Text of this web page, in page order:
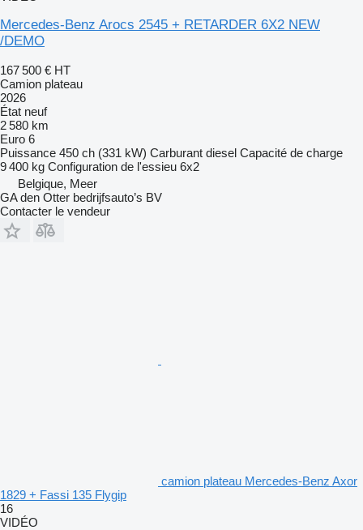
Mercedes-Benz Arocs 2545 + RETARDER 6X2 NEW
/DEMO
167 500 € HT
Camion plateau
2026
État neuf
2 580 km
Euro 6
Puissance 450 ch (331 kW) Carburant diesel Capacité de charge
9 400 kg Configuration de l'essieu 6x2
Belgique, Meer
GA den Otter bedrijfsauto’s BV
Contacter le vendeur
camion plateau Mercedes-Benz Axor
1829 + Fassi 135 Flygip
16
VIDÉO